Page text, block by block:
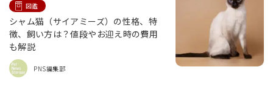
図鑑
シャム猫（サイアミーズ）の性格、特
徴、飼い方は？値段やお迎え時の費用
も解説
PNS編集部